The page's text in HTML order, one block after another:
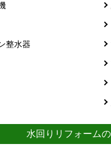
整水器
水回りリフォーム